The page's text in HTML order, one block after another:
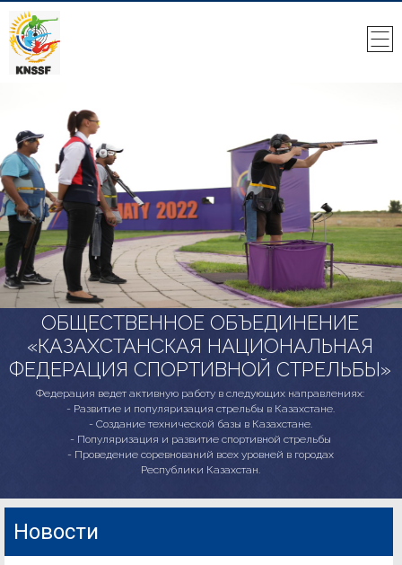
ОБЩЕСТВЕННОЕ ОБЪЕДИНЕНИЕ
«КАЗАХСТАНСКАЯ НАЦИОНАЛЬНАЯ
ФЕДЕРАЦИЯ СПОРТИВНОЙ СТРЕЛЬБЫ»
Федерация ведет активную работу в следующих направлениях:
- Развитие и популяризация стрельбы в Казахстане.
- Создание технической базы в Казахстане.
- Популяризация и развитие спортивной стрельбы
- Проведение соревнований всех уровней в городах
Республики Казахстан.
Новости